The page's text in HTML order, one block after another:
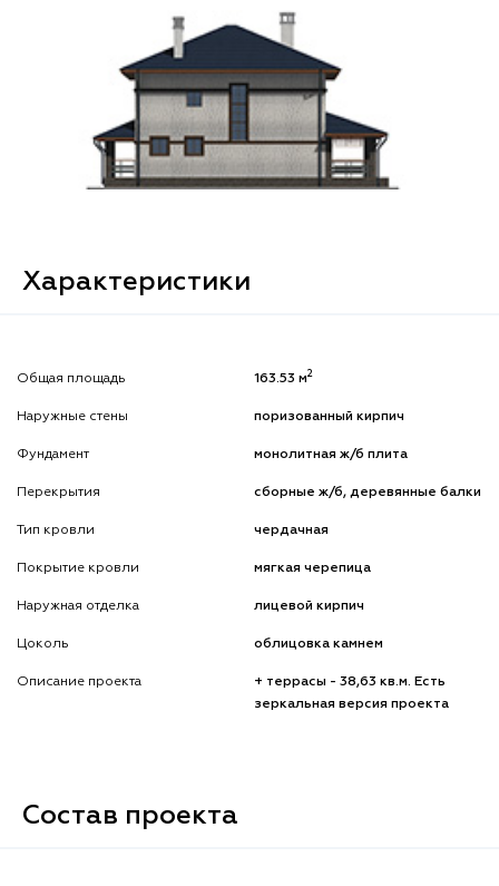
Характеристики
Общая площадь 163.53 м2
Наружные стены поризованный кирпич
Фундамент монолитная ж/б плита
Перекрытия сборные ж/б, деревянные балки
Тип кровли чердачная
Покрытие кровли мягкая черепица
Наружная отделка лицевой кирпич
Цоколь облицовка камнем
Описание проекта
+ террасы - 38,63 кв.м. Есть
зеркальная версия проекта
Состав проекта